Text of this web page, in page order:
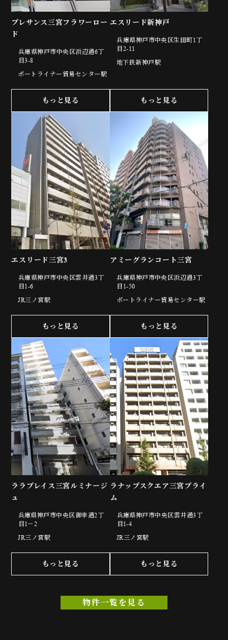
プレサンス三宮フラワーロー
ド
兵庫県神戸市中央区浜辺通6丁
目3-8
ポートライナー貿易センター駅
もっと見る
エスリード新神戸
兵庫県神戸市中央区生田町1丁
目2-11
地下鉄新神戸駅
もっと見る
エスリード三宮3
兵庫県神戸市中央区雲井通3丁
目1-6
JR三ノ宮駅
もっと見る
アミーグランコート三宮
兵庫県神戸市中央区浜辺通3丁
目1-50
ポートライナー貿易センター駅
もっと見る
ララプレイス三宮ルミナージ
ュ
兵庫県神戸市中央区御幸通2丁
目1－2
JR三ノ宮駅
もっと見る
ラナップスクエア三宮プライ
ム
兵庫県神戸市中央区雲井通3丁
目1-4
JR三ノ宮駅
もっと見る
物件一覧を見る